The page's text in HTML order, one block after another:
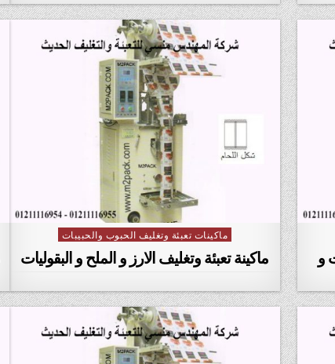
و
Posted in
ماكينات تعبئة وتغليف الحبوب والحبيبات
ماكينة تعبئة وتغليف الارز و الملح و البقوليات